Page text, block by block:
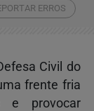
ERROS
Civil do
frente fria
e provocar